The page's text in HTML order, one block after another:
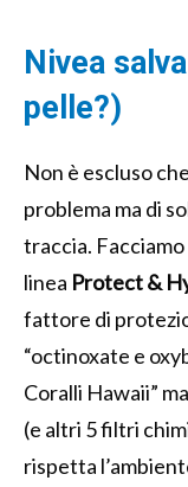
Nivea
pelle?)
Non è escluso
problema ma di
traccia.
linea Protect &
fattore di
“octinoxate e
Coralli Hawaii”
(e altri 5 filtri
rispetta